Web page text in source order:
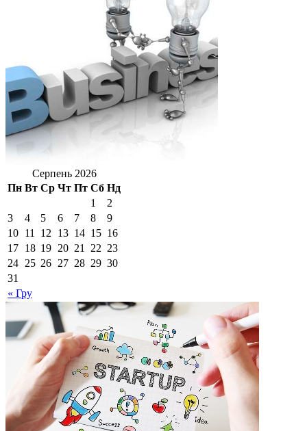
Серпень 2026
Пн Вт Ср Чт Пт Сб Нд
« Гру
1
2
3
4 5 6 7 8
9
10 11 12 13 14 15 16
17 18 19 20 21 22 23
24 25 26 27 28 29 30
31